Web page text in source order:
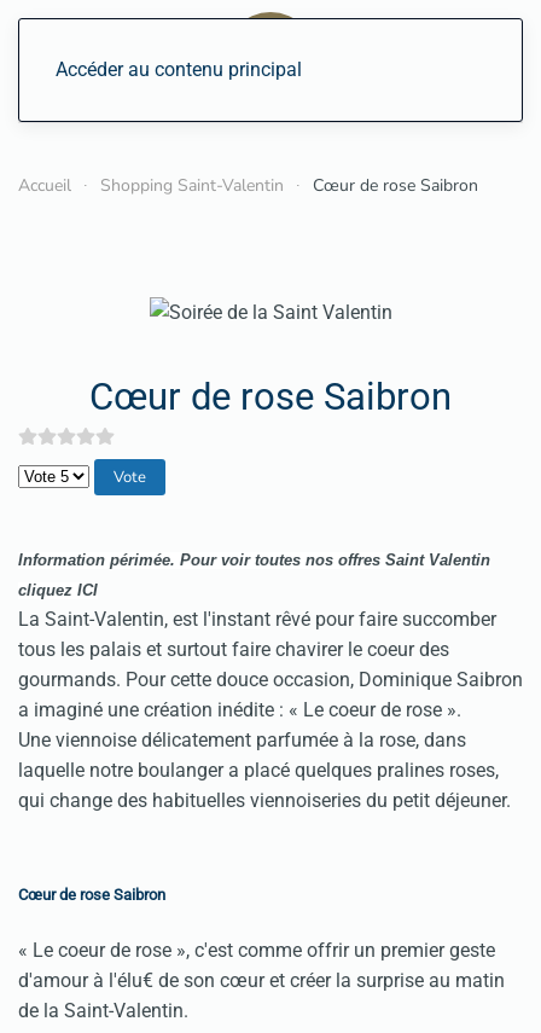
Accéder au contenu principal
Accueil Shopping Saint-Valentin Cœur de rose Saibron
Cœur de rose Saibron
Veuillez voter
Information périmée. Pour voir toutes nos offres Saint Valentin
cliquez ICI
La Saint-Valentin, est l'instant rêvé pour faire succomber
tous les palais et surtout faire chavirer le coeur des
gourmands. Pour cette douce occasion, Dominique Saibron
a imaginé une création inédite : « Le coeur de rose ».
Une viennoise délicatement parfumée à la rose, dans
laquelle notre boulanger a placé quelques pralines roses,
qui change des habituelles viennoiseries du petit déjeuner.
Cœur de rose Saibron
« Le coeur de rose », c'est comme offrir un premier geste
d'amour à l'élu€ de son cœur et créer la surprise au matin
de la Saint-Valentin.